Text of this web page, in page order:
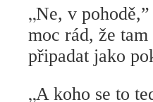
„Ne, v
moc rád, že
připadat jako
„A koho se to